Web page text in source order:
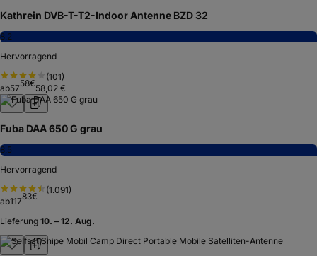
Kathrein DVB-T-T2-Indoor Antenne BZD 32
8,2
Hervorragend
(101)
ab5758€58,02 €
Fuba DAA 650 G grau
8,5
Hervorragend
(1.091)
ab11783€
Lieferung 10. – 12. Aug.